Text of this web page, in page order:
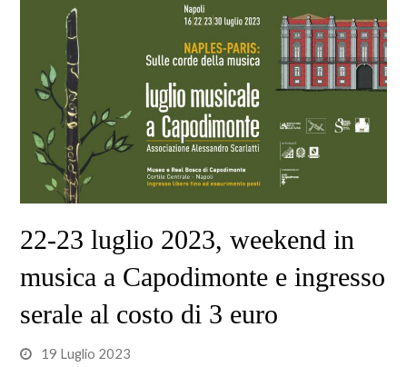
22-23 luglio 2023, weekend in
musica a Capodimonte e ingresso
serale al costo di 3 euro
19 Luglio 2023